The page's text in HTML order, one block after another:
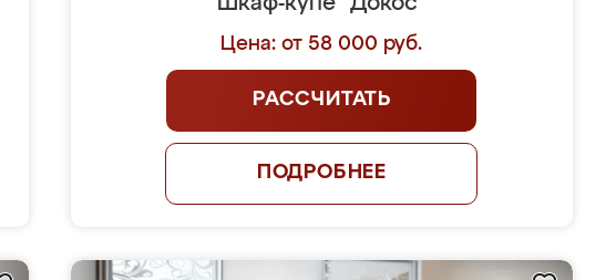
Цена: от 58 000 руб.
РАССЧИТАТЬ
ПОДРОБНЕЕ